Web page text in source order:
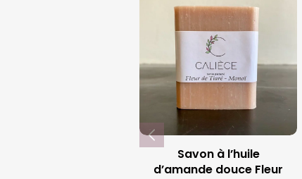
Savon à l’huile
d’amande douce Fleur